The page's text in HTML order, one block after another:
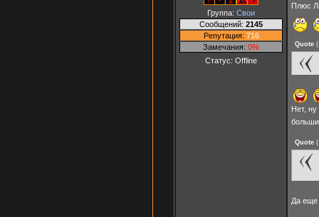
Группа: Свои
Сообщений: 2145
Репутация: 716
Замечания: 0%
Статус: Offline
Плюс
Quote (
Нет,
Quote (
Да еще